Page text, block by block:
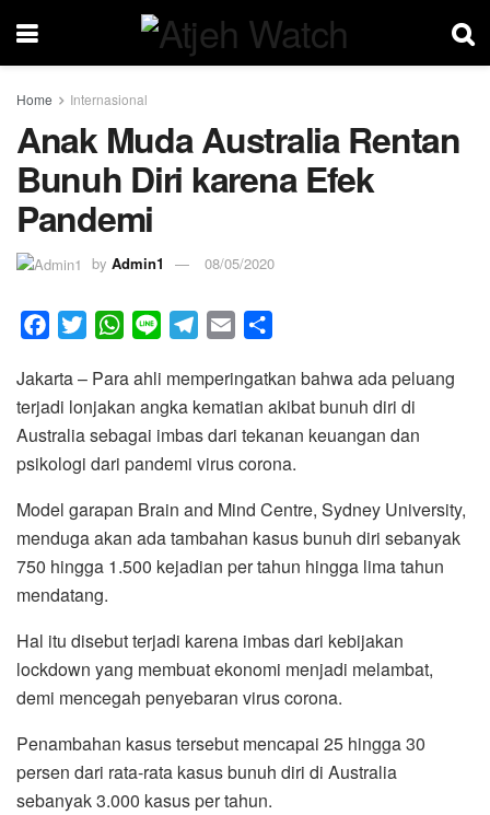
Home Internasional
Anak Muda Australia Rentan
Bunuh Diri karena Efek
Pandemi
by Admin1 08/05/2020
c
e
b
o
k
i
t
t
e
W
a
t
s
A
p
n
e
l
e
g
r
m
a
i
l
a
r
e
Jakarta – Para ahli memperingatkan bahwa ada peluang
terjadi lonjakan angka kematian akibat bunuh diri di
Australia sebagai imbas dari tekanan keuangan dan
psikologi dari pandemi virus corona.
Model garapan Brain and Mind Centre, Sydney University,
menduga akan ada tambahan kasus bunuh diri sebanyak
750 hingga 1.500 kejadian per tahun hingga lima tahun
mendatang.
Hal itu disebut terjadi karena imbas dari kebijakan
lockdown yang membuat ekonomi menjadi melambat,
demi mencegah penyebaran virus corona.
Penambahan kasus tersebut mencapai 25 hingga 30
persen dari rata-rata kasus bunuh diri di Australia
sebanyak 3.000 kasus per tahun.